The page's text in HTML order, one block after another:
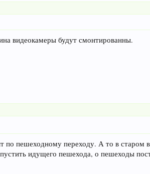
видеокамеры будут смонтированны.
по пешеходному переходу. А то в
идущего пешехода, о пешеходы